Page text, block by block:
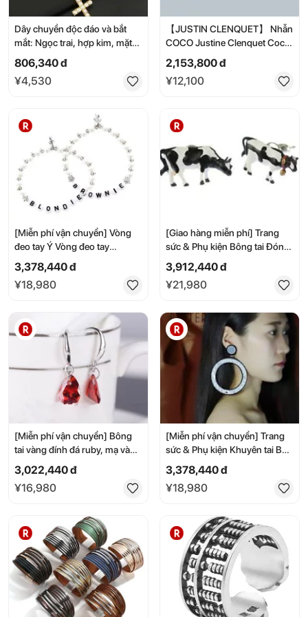
Dây chuyền độc đáo và bắt
mắt: Ngọc trai, hợp kim, mặt
dây chuyền hình thánh giá,
hàng đá Zirconia, dây xích
kiểu Cuba, dây xích kiểu
806,340 đ
¥4,530
【JUSTIN CLENQUET】 Nhẫn
COCO Justine Clenquet Coco,
Nhẫn Bạc Phong Cách Cổ
Điển 34JC01COCO KOKO
2,153,800 đ
¥12,100
[Miễn phí vận chuyển] Vòng
đeo tay Ý Vòng đeo tay
Brownie Bộ vòng tay yellowie
brownie bracciale set 2
amicizia braccialetti migliore
3,378,440 đ
¥18,980
[Giao hàng miễn phí] Trang
sức & Phụ kiện Bông tai Đóng
cửa Mini Blings Spinner Đen
Trắng Farm Mucca mucche
orecchini chiusura a farfalla
bianco
3,912,440 đ
¥21,980
[Miễn phí vận chuyển] Bông
tai vàng đính đá ruby, mạ vàng
18kt
3,022,440 đ
¥16,980
[Miễn phí vận chuyển] Trang
sức & Phụ kiện Khuyên tai Bạc
đen dạng kẹp Creole Rond
Retro B12
3,378,440 đ
¥18,980